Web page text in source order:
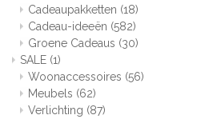
Cadeaupakketten (18)
Cadeau-ideeën (582)
Groene Cadeaus (30)
SALE (1)
Woonaccessoires (56)
Meubels (62)
Verlichting (87)